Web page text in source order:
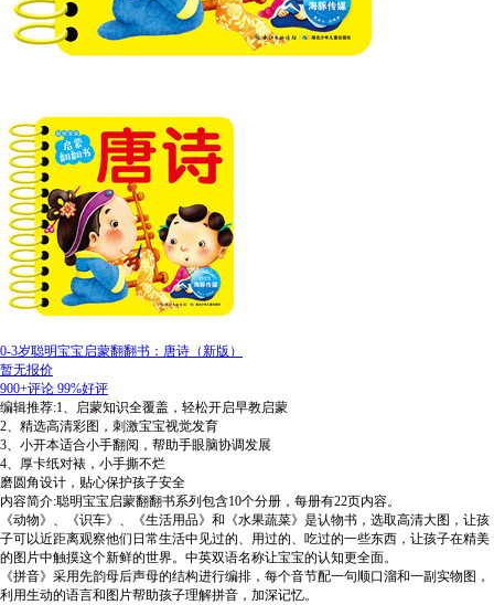
0-3岁聪明宝宝启蒙翻翻书：唐诗（新版）
暂无报价
900+评论 99%好评
编辑推荐:1、启蒙知识全覆盖，轻松开启早教启蒙
2、精选高清彩图，刺激宝宝视觉发育
3、小开本适合小手翻阅，帮助手眼脑协调发展
4、厚卡纸对裱，小手撕不烂
磨圆角设计，贴心保护孩子安全
内容简介:聪明宝宝启蒙翻翻书系列包含10个分册，每册有22页内容。
《动物》、《识车》、《生活用品》和《水果蔬菜》是认物书，选取高清大图，让孩
子可以近距离观察他们日常生活中见过的、用过的、吃过的一些东西，让孩子在精美
的图片中触摸这个新鲜的世界。中英双语名称让宝宝的认知更全面。
《拼音》采用先韵母后声母的结构进行编排，每个音节配一句顺口溜和一副实物图，
利用生动的语言和图片帮助孩子理解拼音，加深记忆。